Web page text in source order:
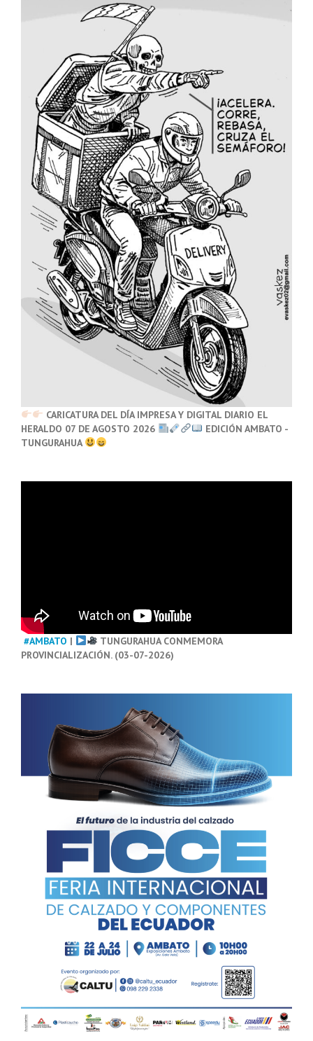
CARICATURA DEL DÍA IMPRESA Y DIGITAL DIARIO EL
HERALDO 07 DE AGOSTO 2026
EDICIÓN AMBATO -
TUNGURAHUA
#AMBATO |
TUNGURAHUA CONMEMORA
PROVINCIALIZACIÓN. (03-07-2026)